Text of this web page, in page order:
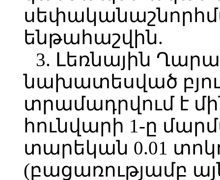
ենթահաշվին.
3. Լեռնային
նախատեսված
տրամադրվում է
հունվարի 1-ը
տարեկան 0.01
(բացառությամբ